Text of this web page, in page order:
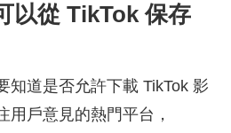
以從 TikTok 保存
知道是否允許下載 TikTok 影
用戶意見的熱門平台，